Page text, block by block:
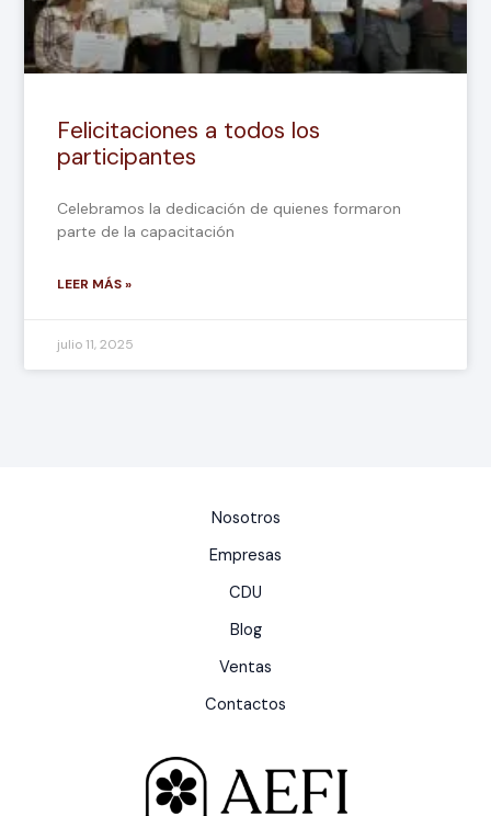
Felicitaciones a todos los
participantes
Celebramos la dedicación de quienes formaron
parte de la capacitación
LEER MÁS »
julio 11, 2025
Nosotros
Empresas
CDU
Blog
Ventas
Contactos